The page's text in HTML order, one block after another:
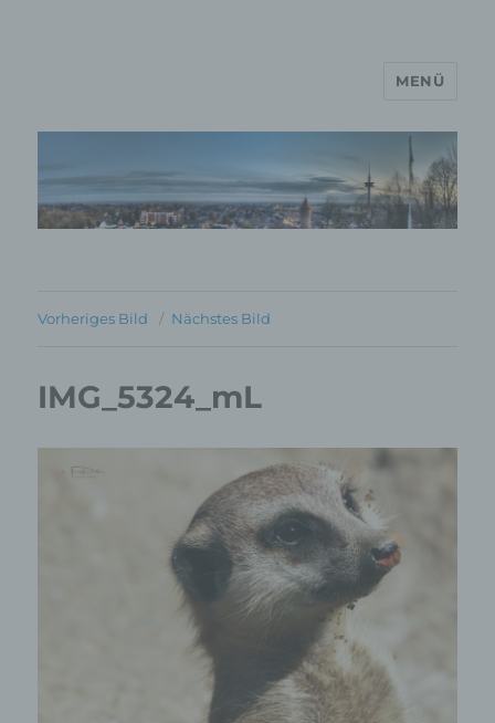
MP Mario Porten Beratung
Training Coaching
MENÜ
Vorheriges Bild Nächstes Bild
IMG_5324_mL